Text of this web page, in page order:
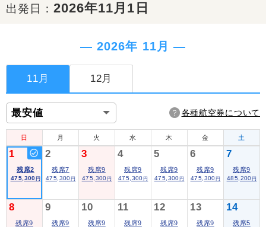
出発日： 2026年11月1日
― 2026年 11月 ―
11月 12月
各種航空券について
日 月 火 水 木 金 土
1
残席2
475,300 円
2
残席7
475,300 円
3
残席9
475,300 円
4
残席9
475,300 円
5
残席9
475,300 円
6
残席9
475,300 円
7
残席9
485,200 円
8
残席9
9
残席9
10
残席9
11
残席9
12
残席9
13
残席9
14
残席5